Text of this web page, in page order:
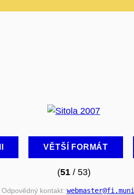
VĚTŠÍ FORMÁT
(51/ 53)
Odpovědný kontakt: webmaster@fi .muni